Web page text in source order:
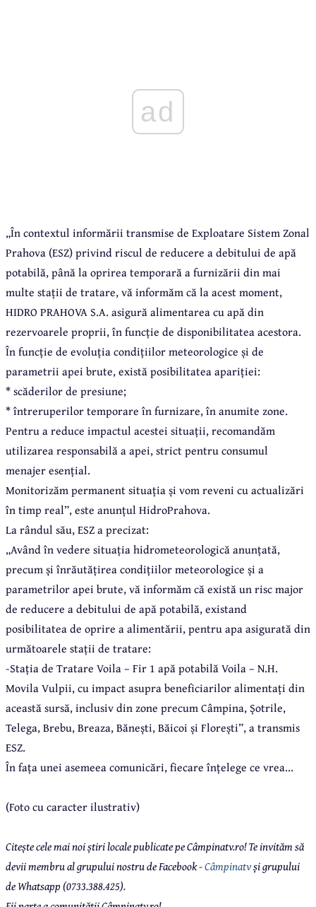
ad
„În contextul informării transmise de Exploatare Sistem Zonal
Prahova (ESZ) privind riscul de reducere a debitului de apă
potabilă, până la oprirea temporară a furnizării din mai
multe stații de tratare, vă informăm că la acest moment,
HIDRO PRAHOVA S.A. asigură alimentarea cu apă din
rezervoarele proprii, în funcție de disponibilitatea acestora.
În funcție de evoluția condițiilor meteorologice și de
parametrii apei brute, există posibilitatea apariției:
* scăderilor de presiune;
* întreruperilor temporare în furnizare, în anumite zone.
Pentru a reduce impactul acestei situații, recomandăm
utilizarea responsabilă a apei, strict pentru consumul
menajer esențial.
Monitorizăm permanent situația și vom reveni cu actualizări
în timp real”, este anunțul HidroPrahova.
La rândul său, ESZ a precizat:
„Având în vedere situația hidrometeorologică anunțată,
precum și înrăutățirea condițiilor meteorologice și a
parametrilor apei brute, vă informăm că există un risc major
de reducere a debitului de apă potabilă, existand
posibilitatea de oprire a alimentării, pentru apa asigurată din
următoarele stații de tratare:
-Stația de Tratare Voila – Fir 1 apă potabilă Voila – N.H.
Movila Vulpii, cu impact asupra beneficiarilor alimentați din
această sursă, inclusiv din zone precum Câmpina, Șotrile,
Telega, Brebu, Breaza, Bănești, Băicoi și Florești”, a transmis
ESZ.
În fața unei asemeea comunicări, fiecare înțelege ce vrea...
(Foto cu caracter ilustrativ)
Citește cele mai noi știri locale publicate pe Câmpinatv.ro! Te invităm să
devii membru al grupului nostru de Facebook -Câmpinatvși grupului
de Whatsapp (0733.388.425).